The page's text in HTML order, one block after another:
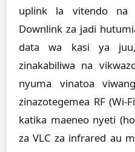
uplink la vitendo na
Downlink za jadi
data wa kasi ya
zinakabiliwa na
nyuma vinatoa
zinazotegemea RF (Wi-
katika maeneo nyeti
za VLC za infrared au